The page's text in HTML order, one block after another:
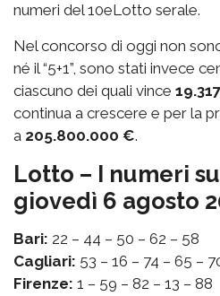
numeri del 10eLotto serale.
Nel concorso di oggi non
né il “5+1”, sono stati invece
ciascuno dei quali vince
continua a crescere e per la
a 205.800.000 €.
Lotto – I numeri
giovedì 6 agosto
Bari: 22 – 44 – 50 – 62 – 58
Cagliari: 53 – 16 – 74 – 65 –
Firenze: 1 – 59 – 82 – 13 – 88